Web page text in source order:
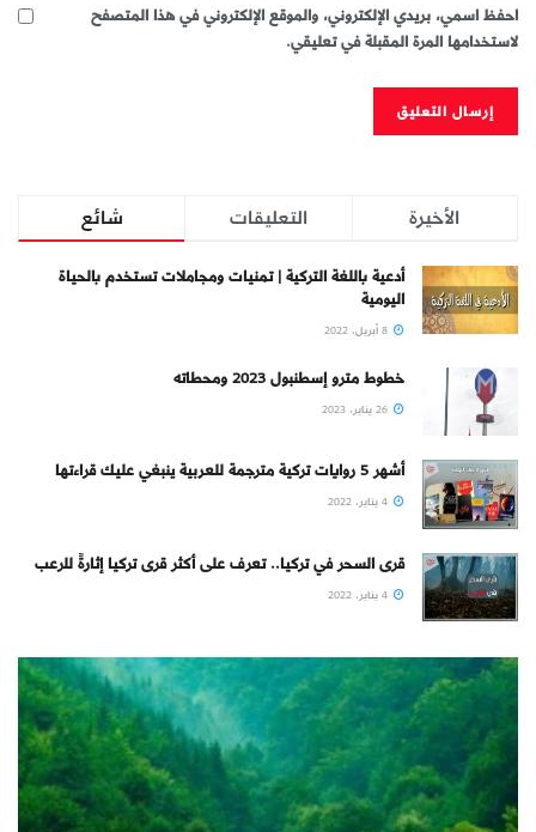
احفظ اسمي، بريدي الإلكتروني، والموقع الإلكتروني في هذا المتصفح
لاستخدامها المرة المقبلة في تعليقي.
شائع التعليقات الأخيرة
أدعية باللغة التركية | تمنيات ومجاملات تستخدم بالحياة
اليومية
خطوط مترو إسطنبول 2023 ومحطاته
أشهر 5 روايات تركية مترجمة للعربية ينبغي عليك قراءتها
قرى السحر في تركيا.. تعرف على أكثر قرى تركيا إثارةً للرعب